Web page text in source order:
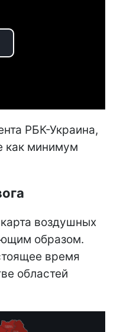
РБК-Украина,
как минимум
воздушных
образом.
время
областей